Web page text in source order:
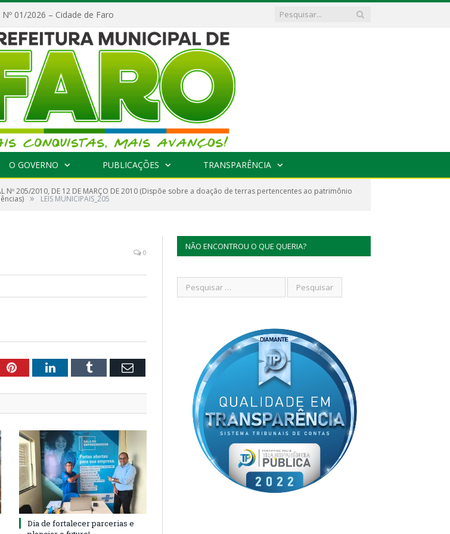
01/2026 – Cidade de Faro
O GOVERNO PUBLICAÇÕES TRANSPARÊNCIA
Nº 205/2010, DE 12 DE MARÇO DE 2010 (Dispõe sobre a doação de terras pertencentes ao patrimônio
» LEIS MUNICIPAIS_205
0
PinterestLinkedInTumblr Email
Dia de fortalecer parcerias e
NÃO ENCONTROU O QUE QUERIA?